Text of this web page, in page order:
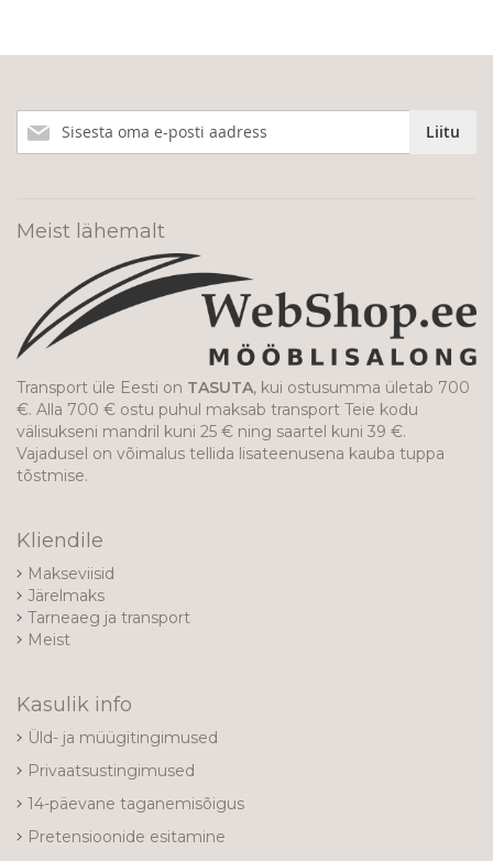
meie
Liitu
Meist lähemalt
Transport üle Eesti on TASUTA, kui ostusumma ületab 700
€. Alla 700 € ostu puhul maksab transport Teie kodu
välisukseni mandril kuni 25 € ning saartel kuni 39 €.
Vajadusel on võimalus tellida lisateenusena kauba tuppa
tõstmise.
Kliendile
Makseviisid
Järelmaks
Tarneaeg ja transport
Meist
Kasulik info
Üld- ja müügitingimused
Privaatsustingimused
14-päevane taganemisõigus
Pretensioonide esitamine